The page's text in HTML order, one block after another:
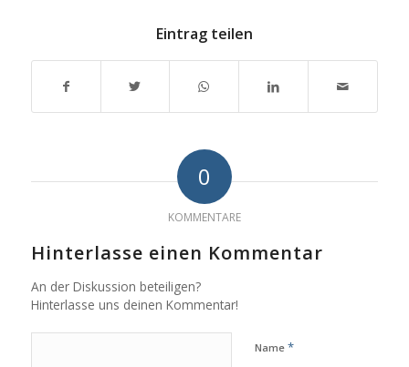
Eintrag teilen
0
KOMMENTARE
Hinterlasse einen Kommentar
An der Diskussion beteiligen?
Hinterlasse uns deinen Kommentar!
Name *